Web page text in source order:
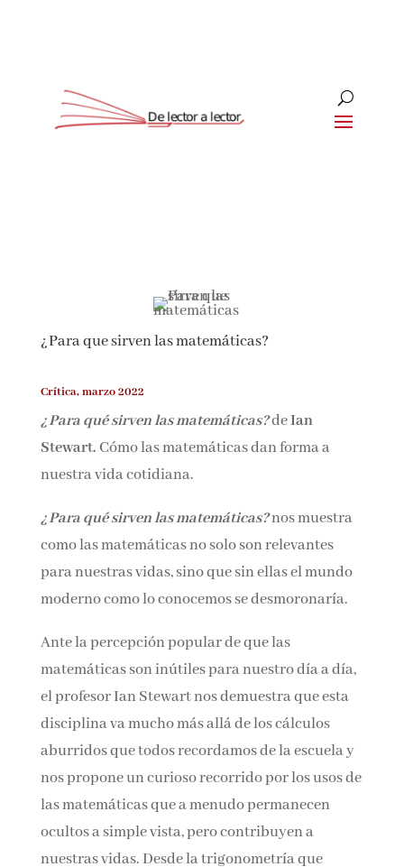
¿Para que sirven las matemáticas?
Crítica, marzo 2022
¿Para qué sirven las matemáticas?deIan
Stewart.Cómo las matemáticas dan forma a
nuestra vida cotidiana.
¿Para qué sirven las matemáticas?nos muestra
como las matemáticas no solo son relevantes
para nuestras vidas, sino que sin ellas el mundo
moderno como lo conocemos se desmoronaría.
Ante la percepción popular de que las
matemáticas son inútiles para nuestro día a
día, el profesor Ian Stewart nos demuestra que
esta disciplina va mucho más allá de los
cálculos aburridos que todos recordamos de la
escuela y nos propone un curioso recorrido por
los usos de las matemáticas que a menudo
permanecen ocultos a simple vista, pero
contribuyen a nuestras vidas. Desde la
Suscríbete
Únete a nuestra comunidad de amantes de la
directamente en tu bandeja de entrada.
Nombre*
Por favor, acepta lostérminos y condiciones
de privacidad